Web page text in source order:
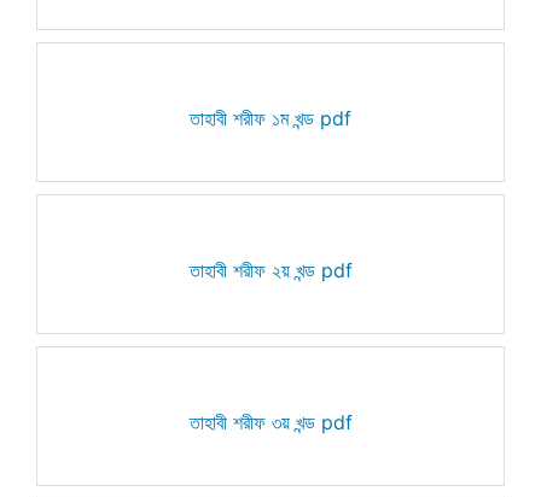
তাহাবী শরীফ ১ম খন্ড pdf
তাহাবী শরীফ ২য় খন্ড pdf
তাহাবী শরীফ ৩য় খন্ড pdf